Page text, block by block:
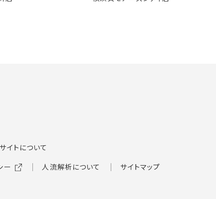
イトについて
ー 人流解析について サイトマップ